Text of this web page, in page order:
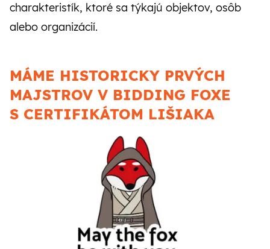
O nás
CZ SK
charakteristík, ktoré sa týkajú objektov, osôb
alebo organizácií.
MÁME HISTORICKY PRVÝCH
MAJSTROV V BIDDING FOXE
S CERTIFIKÁTOM LIŠIAKA